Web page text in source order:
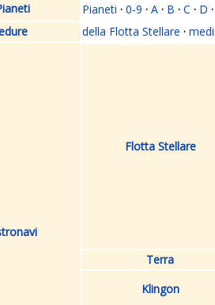
Pianeti · 0-9 · A · B · C · D ·
della Flotta Stellare ·
Flotta Stellare
Terra
Klingon